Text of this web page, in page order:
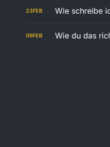
23FEB Wie schreibe
09FEB Wie du das